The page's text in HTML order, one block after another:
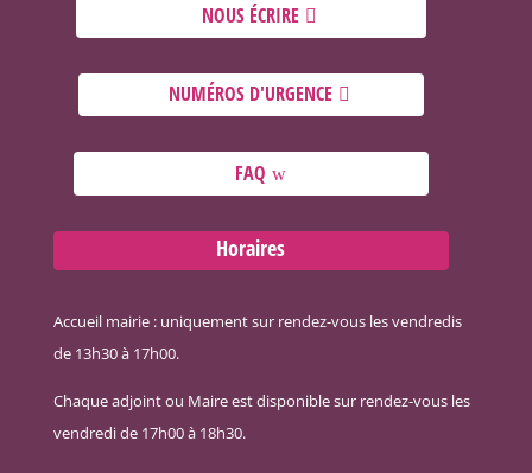
NOUS ÉCRIRE
NUMÉROS D'URGENCE
FAQ
Horaires
Accueil mairie : uniquement sur rendez-vous les vendredis
de 13h30 à 17h00.
Chaque adjoint ou Maire est disponible sur rendez-vous les
vendredi de 17h00 à 18h30.